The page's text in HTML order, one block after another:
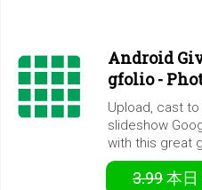
Android
gfolio -
Upload, cast
slideshow
with this great
3.99本日